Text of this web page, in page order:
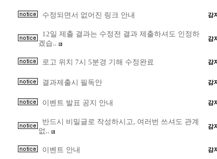
수정되면서 없어진 링크 안내 감
12일 제출 결과는 수정전 결과 제출하셔도 인정하
겠습..
[2]
감
로고 위치 7시 5분경 기해 수정완료 감
결과제출시 필독안 감
이벤트 발표 공지 안내 감
반드시 비밀글로 작성하시고, 여러번 쓰셔도 관계
없..
[2]
감
이벤트 안내 감